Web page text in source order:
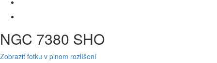
NGC 7380 SHO
Zobraziť fotku v plnom rozlíšení